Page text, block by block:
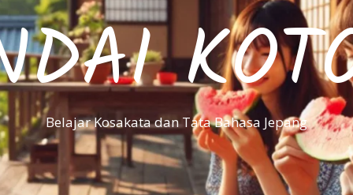
Belajar Kosakata dan Tata Bahasa Jepang